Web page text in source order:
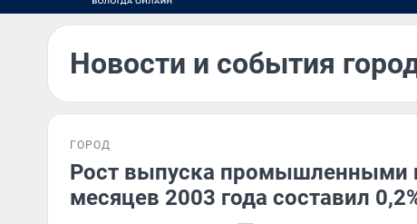
Новости и события
ГОРОД
Рост выпуска промышленными
месяцев 2003 года составил